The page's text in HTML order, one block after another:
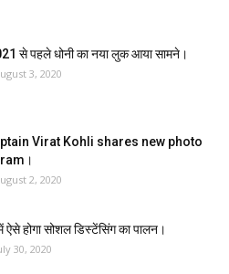
से पहले धोनी का नया लुक आया सामने।
3, 2020
Virat Kohli shares new photo
2, 2020
ऐसे होगा सोशल डिस्टेंसिंग का पालन।
30, 2020